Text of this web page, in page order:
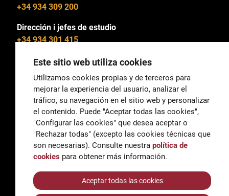
+34 934 309 200
Dirección i jefes de estudio
+34 934 301 415
General
correu@escoladeltreball.org
Información
informacio@escoladeltreball.org
Trámites de secretaría
Este sitio web utiliza cookies
Utilizamos cookies propias y de terceros para
mejorar la experiencia del usuario, analizar el
tráfico, su navegación en el sitio web y personalizar
el contenido. Puede "Aceptar todas las cookies",
"Configurar las cookies" que desea aceptar o
"Rechazar todas" (excepto las cookies técnicas que
son necesarias). Consulte nuestra política de
cookies para obtener más información.
Aceptar todas las cookies